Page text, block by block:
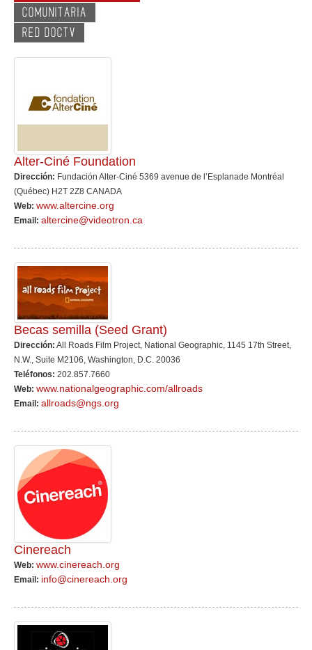
COMUNITARIA
RED DOCTV
Alter-Ciné Foundation
Dirección: Fundación Alter-Ciné 5369 avenue de l’Esplanade Montréal
(Québec) H2T 2Z8 CANADA
Web: www.altercine.org
Email: altercine@videotron.ca
Becas semilla (Seed Grant)
Dirección: All Roads Film Project, National Geographic, 1145 17th Street,
N.W., Suite M2106, Washington, D.C. 20036
Teléfonos: 202.857.7660
Web: www.nationalgeographic.com/allroads
Email: allroads@ngs.org
Cinereach
Web: www.cinereach.org
Email: info@cinereach.org